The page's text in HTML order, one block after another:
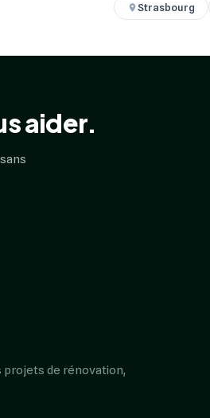
Strasbourg
aider.
projets de rénovation,